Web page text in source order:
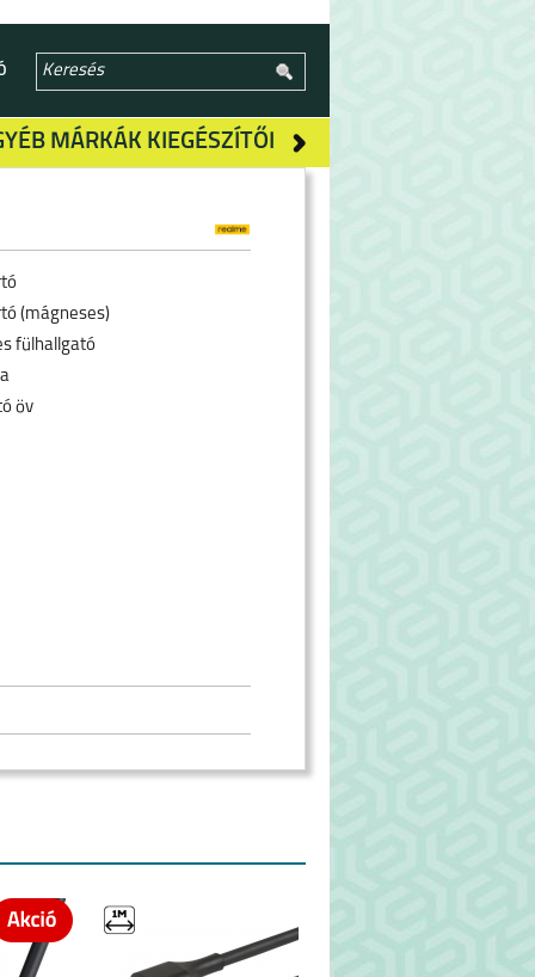
MÁRKÁK KIEGÉSZÍTŐI
(mágneses)
fülhallgató
öv